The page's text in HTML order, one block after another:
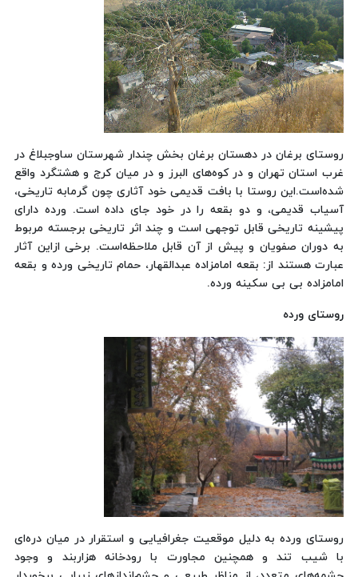
روستای برغان در دهستان برغان بخش چندار شهرستان ساوجبلاغ در
غرب استان تهران و در کوه‌های البرز و در میان کرج و هشتگرد واقع
شده‌است.این روستا با بافت قدیمی خود آثاری چون گرمابه تاریخی،
آسیاب قدیمی، و دو بقعه را در خود جای داده است. ورده دارای
پیشینه تاریخی قابل توجهی است و چند اثر تاریخی برجسته مربوط
به دوران صفویان و پیش از آن قابل ملاحظه‌است. برخی ازاین آثار
عبارت هستند از: بقعه امامزاده عبدالقهار، حمام تاریخی ورده و بقعه
امامزاده بی بی سکینه ورده.
روستای ورده
روستای ورده به دلیل موقعیت جغرافیایی و استقرار در میان دره‌ای
با شیب تند و همچنین مجاورت با رودخانه هزاربند و وجود